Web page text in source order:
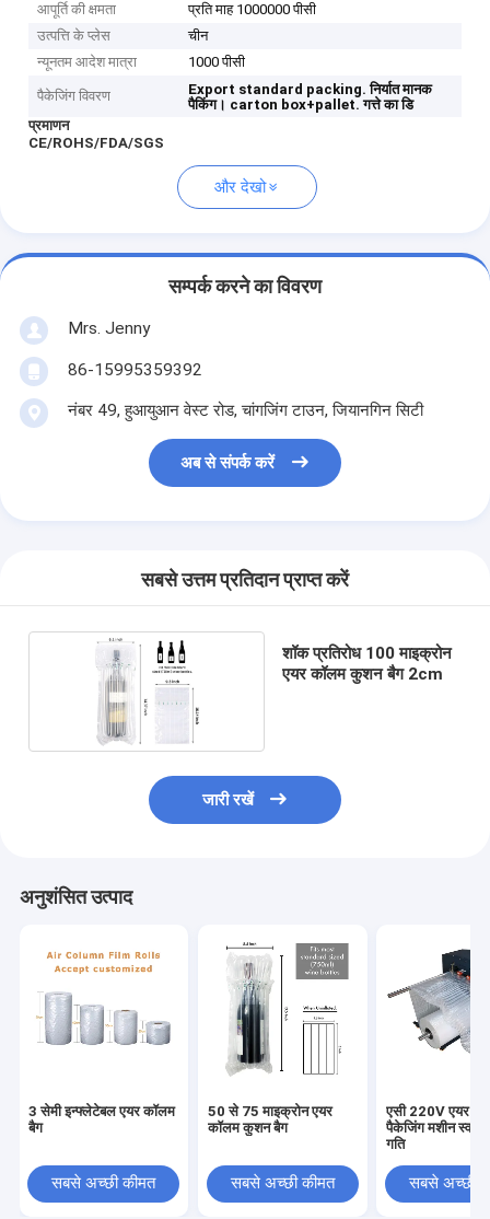
आपूर्ति की क्षमता
प्रति माह 1000000 पीसी
उत्पत्ति के प्लेस
चीन
न्यूनतम आदेश मात्रा
1000 पीसी
पैकेजिंग विवरण Export standard packing. निर्यात मानक
पैकिंग। carton box+pallet. गत्ते का डि
प्रमाणन
CE/ROHS/FDA/SGS
और देखो
सम्पर्क करने का विवरण
Mrs. Jenny
86-15995359392
नंबर 49, हुआयुआन वेस्ट रोड, चांगजिंग टाउन, जियानगिन सिटी
अब से संपर्क करें
सबसे उत्तम प्रतिदान प्राप्त करें
शॉक प्रतिरोध 100 माइक्रोन
एयर कॉलम कुशन बैग 2cm
जारी रखें
अनुशंसित उत्पाद
3 सेमी इन्फ्लेटेबल एयर कॉलम
बैग
सबसे अच्छी कीमत
50 से 75 माइक्रोन एयर
कॉलम कुशन बैग
सबसे अच्छी कीमत
एसी 220V एयर
पैकेजिंग मशीन
गति
सबसे अच्छी